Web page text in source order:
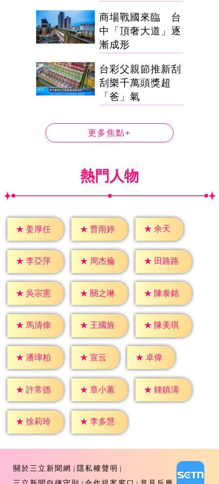
商場戰國來臨 台
中「頂奢大道」逐
漸成形
台彩父親節推新刮
刮樂千萬頭獎超
「爸」氣
更多焦點+
熱門人物
★ 姜厚任 ★ 曹雨婷 ★ 余天
★ 李亞萍 ★ 周杰倫 ★ 田路路
★ 吳宗憲 ★ 關之琳 ★ 陳泰銘
★ 馬清偉 ★ 王國旌 ★ 陳美琪
★ 潘瑋柏 ★ 宣云 ★ 卓偉
★ 許常德 ★ 章小蕙 ★ 鍾鎮濤
★ 徐莉玲 ★ 李多慧
關於三立新聞網
隱私權聲明